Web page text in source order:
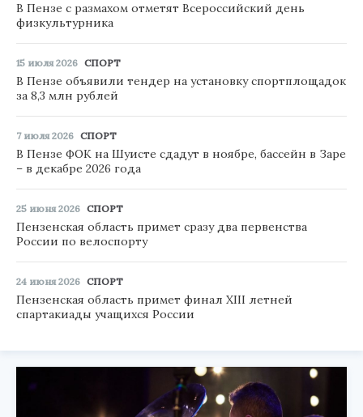
В Пензе с размахом отметят Всероссийский день
физкультурника
15 июля 2026 СПОРТ
В Пензе объявили тендер на установку спортплощадок
за 8,3 млн рублей
7 июля 2026 СПОРТ
В Пензе ФОК на Шуисте сдадут в ноябре, бассейн в Заре
– в декабре 2026 года
25 июня 2026 СПОРТ
Пензенская область примет сразу два первенства
России по велоспорту
24 июня 2026 СПОРТ
Пензенская область примет финал XIII летней
спартакиады учащихся России